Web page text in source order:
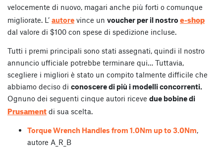
velocemente di nuovo, magari anche più forti o comunque
migliorate. L’ autore vince un voucher per il nostro e-shop
dal valore di $100 con spese di spedizione incluse.
Tutti i premi principali sono stati assegnati, quindi il nostro
annuncio ufficiale potrebbe terminare qui… Tuttavia,
scegliere i migliori è stato un compito talmente difficile che
abbiamo deciso di conoscere di più i modelli concorrenti.
Ognuno dei seguenti cinque autori riceve due bobine di
Prusament di sua scelta.
Torque Wrench Handles from 1.0Nm up to 3.0Nm,
autore A_R_B